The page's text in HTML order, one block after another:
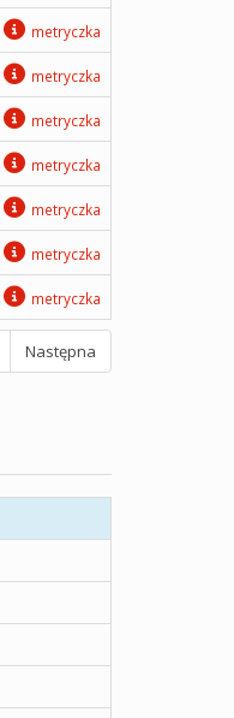
metryczka
metryczka
metryczka
metryczka
metryczka
metryczka
metryczka
Następna